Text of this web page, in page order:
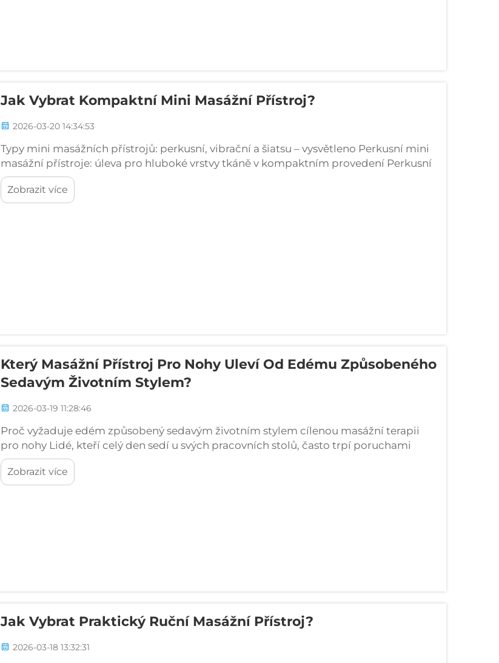
Jak Vybrat Kompaktní Mini Masážní Přístroj?
2026-03-20 14:34:53
Typy mini masážních přístrojů: perkusní, vibrační a šiatsu – vysvětleno Perkusní mini
masážní přístroje: úleva pro hluboké vrstvy tkáně v kompaktním provedení Perkusní
mini masážní přístroje vysílají rychlé, zaměřené pulzy (obvykle kolem 2000 až 3200
za minutu) přímo do těch nejhlubších svalových vrstev...
Zobrazit více
Který Masážní Přístroj Pro Nohy Uleví Od Edému Způsobeného
Sedavým Životním Stylem?
2026-03-19 11:28:46
Proč vyžaduje edém způsobený sedavým životním stylem cílenou masážní terapii
pro nohy Lidé, kteří celý den sedí u svých pracovních stolů, často trpí poruchami
krevního oběhu, které mohou vést ke hromadění tekutiny v nohou, tzv. edému. Toto
je ve skutečnosti poměrně běžné mezi kancelářskými zaměstnanci...
Zobrazit více
Jak Vybrat Praktický Ruční Masážní Přístroj?
2026-03-18 13:32:31